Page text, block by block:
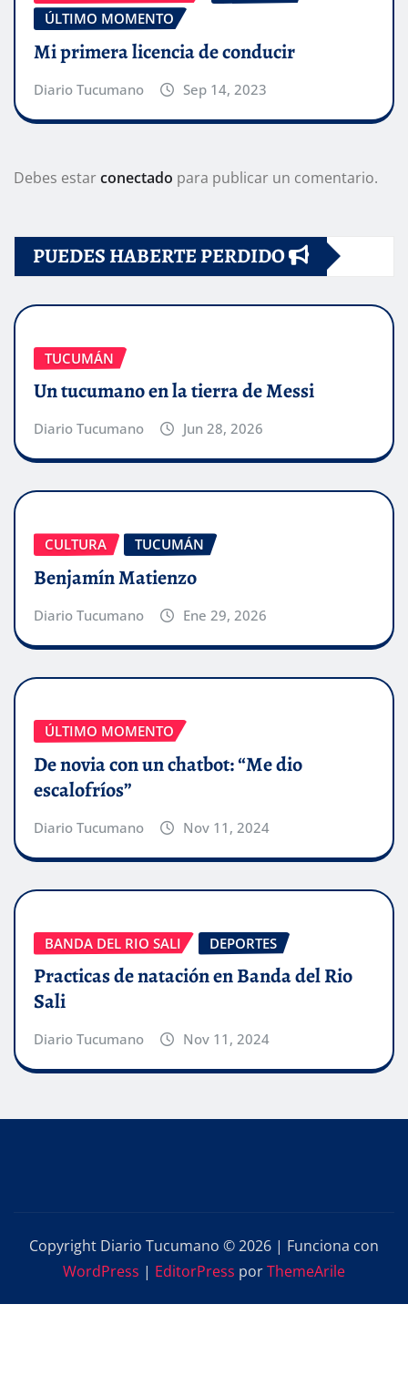
ÚLTIMO MOMENTO
Mi primera licencia de conducir
Diario Tucumano Sep 14, 2023
Debes estarconectado para publicar un comentario.
PUEDES HABERTE PERDIDO
TUCUMÁN
Un tucumano en la tierra de Messi
Diario Tucumano Jun 28, 2026
CULTURA TUCUMÁN
Benjamín Matienzo
Diario Tucumano Ene 29, 2026
ÚLTIMO MOMENTO
De novia con un chatbot: “Me dio
escalofríos”
Diario Tucumano Nov 11, 2024
BANDA DEL RIO SALI DEPORTES
Practicas de natación en Banda del Rio
Sali
Diario Tucumano Nov 11, 2024
Copyright Diario Tucumano © 2026 | Funciona con
WordPress | EditorPress porThemeArile